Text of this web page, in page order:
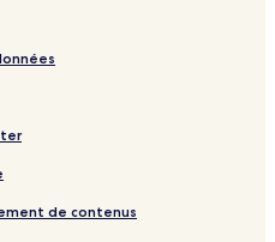
de contenus